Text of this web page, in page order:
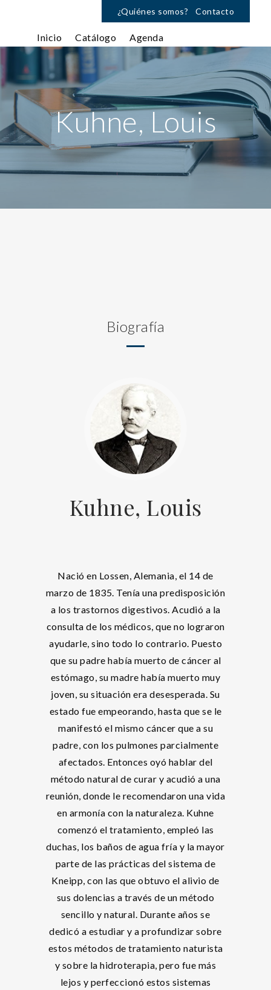
¿Quiénes somos? Contacto
Inicio Catálogo Agenda
Kuhne, Louis
Biografía
Kuhne, Louis
Nació en Lossen, Alemania, el 14 de
marzo de 1835. Tenía una predisposición
a los trastornos digestivos. Acudió a la
consulta de los médicos, que no lograron
ayudarle, sino todo lo contrario. Puesto
que su padre había muerto de cáncer al
estómago, su madre había muerto muy
joven, su situación era desesperada. Su
estado fue empeorando, hasta que se le
manifestó el mismo cáncer que a su
padre, con los pulmones parcialmente
afectados. Entonces oyó hablar del
método natural de curar y acudió a una
reunión, donde le recomendaron una vida
en armonía con la naturaleza. Kuhne
comenzó el tratamiento, empleó las
duchas, los baños de agua fría y la mayor
parte de las prácticas del sistema de
Kneipp, con las que obtuvo el alivio de
sus dolencias a través de un método
sencillo y natural. Durante años se
dedicó a estudiar y a profundizar sobre
estos métodos de tratamiento naturista
y sobre la hidroterapia, pero fue más
lejos y perfeccionó estos sistemas